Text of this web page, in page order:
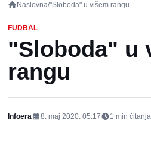
Naslovna/"Sloboda" u višem rangu
FUDBAL
"Sloboda" u
rangu
Infoera 8. maj 2020. 05:17 1 min čitanja